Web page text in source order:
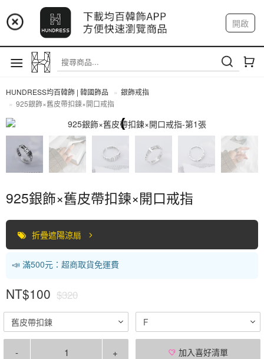
📢 市集預告：9/4-9/6 淡水捷運站
📢 市集預告：9/12-9/13 八里海巡基地
📢 市集預告：8/22-8/23 桃園青埔置地廣場
開啟
註冊 我的帳戶
HUNDRESS均百韓飾 | 韓國飾品
銀飾戒指
925銀飾×舊皮帶扣鍊×開口戒指
全部商品
925銀飾×舊皮帶扣鍊×開口戒指
折疊遮陽涼扇
📣 滿500元：超商取貨免運費
NT$100 $320
舊皮帶扣鍊 F
- + 加入喜好清單